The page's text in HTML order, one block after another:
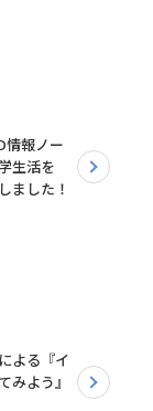
情報ノー
生活を
ました！
よる『イ
みよう』